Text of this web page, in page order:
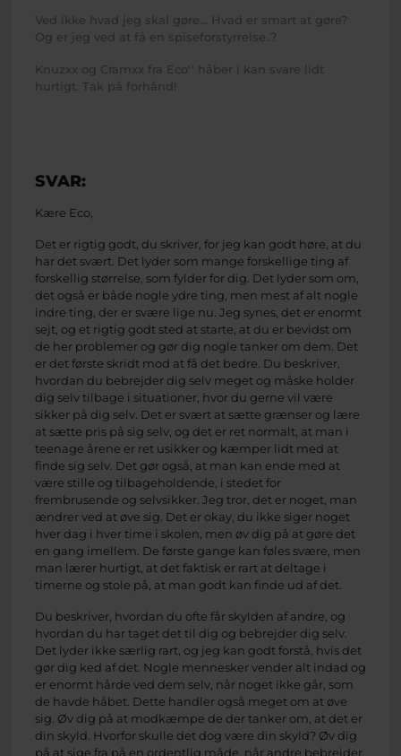
Ved ikke hvad jeg skal gøre... Hvad er smart at gøre?
Og er jeg ved at få en spiseforstyrrelse..?
Knuzxx og Cramxx fra Eco'' håber i kan svare lidt
hurtigt. Tak på forhånd!
SVAR:
Kære Eco,
Det er rigtig godt, du skriver, for jeg kan godt høre, at du
har det svært. Det lyder som mange forskellige ting af
forskellig størrelse, som fylder for dig. Det lyder som om,
det også er både nogle ydre ting, men mest af alt nogle
indre ting, der er svære lige nu. Jeg synes, det er enormt
sejt, og et rigtig godt sted at starte, at du er bevidst om
de her problemer og gør dig nogle tanker om dem. Det
er det første skridt mod at få det bedre. Du beskriver,
hvordan du bebrejder dig selv meget og måske holder
dig selv tilbage i situationer, hvor du gerne vil være
sikker på dig selv. Det er svært at sætte grænser og lære
at sætte pris på sig selv, og det er ret normalt, at man i
teenage årene er ret usikker og kæmper lidt med at
finde sig selv. Det gør også, at man kan ende med at
være stille og tilbageholdende, i stedet for
frembrusende og selvsikker. Jeg tror, det er noget, man
ændrer ved at øve sig. Det er okay, du ikke siger noget
hver dag i hver time i skolen, men øv dig på at gøre det
en gang imellem. De første gange kan føles svære, men
man lærer hurtigt, at det faktisk er rart at deltage i
timerne og stole på, at man godt kan finde ud af det.
Du beskriver, hvordan du ofte får skylden af andre, og
hvordan du har taget det til dig og bebrejder dig selv.
Det lyder ikke særlig rart, og jeg kan godt forstå, hvis det
gør dig ked af det. Nogle mennesker vender alt indad og
er enormt hårde ved dem selv, når noget ikke går, som
de havde håbet. Dette handler også meget om at øve
sig. Øv dig på at modkæmpe de der tanker om, at det er
din skyld. Hvorfor skulle det dog være din skyld? Øv dig
på at sige fra på en ordentlig måde, når andre bebrejder